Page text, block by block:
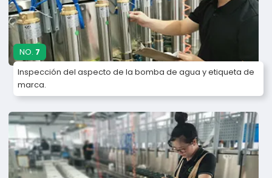
NO. 7
Inspección del aspecto de la bomba de agua y etiqueta de
marca.